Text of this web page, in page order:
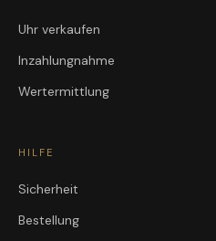
Uhr verkaufen
Inzahlungnahme
Wertermittlung
HILFE
Sicherheit
Bestellung